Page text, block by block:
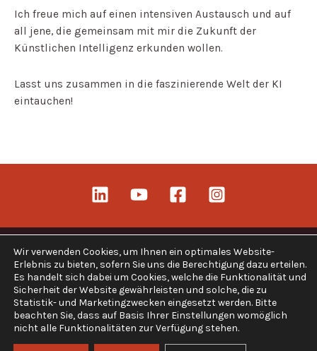
Ich freue mich auf einen intensiven Austausch und auf
all jene, die gemeinsam mit mir die Zukunft der
Künstlichen Intelligenz erkunden wollen.
Lasst uns zusammen in die faszinierende Welt der KI
eintauchen!
Copyright © 2026 Alles KI
Impressum
Datenschutzerklärung
Wir verwenden Cookies, um Ihnen ein optimales Website-
Erlebnis zu bieten, sofern Sie uns die Berechtigung dazu erteilen.
Es handelt sich dabei um Cookies, welche die Funktionalität und
Sicherheit der Website gewährleisten und solche, die zu
Statistik- und Marketingzwecken eingesetzt werden. Bitte
beachten Sie, dass auf Basis Ihrer Einstellungen womöglich
nicht alle Funktionalitäten zur Verfügung stehen.